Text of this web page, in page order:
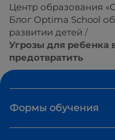
Центр образования
Блог Optima School
развитии детей
Угрозы для ребенка
предотвратить
Формы обучения